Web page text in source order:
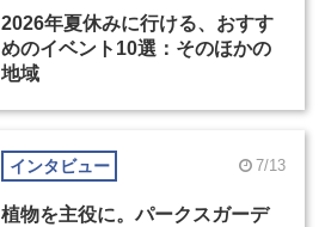
2026年夏休みに行ける、おすす
めのイベント10選：そのほかの
地域
インタビュー 7/13
植物を主役に。パークスガーデ